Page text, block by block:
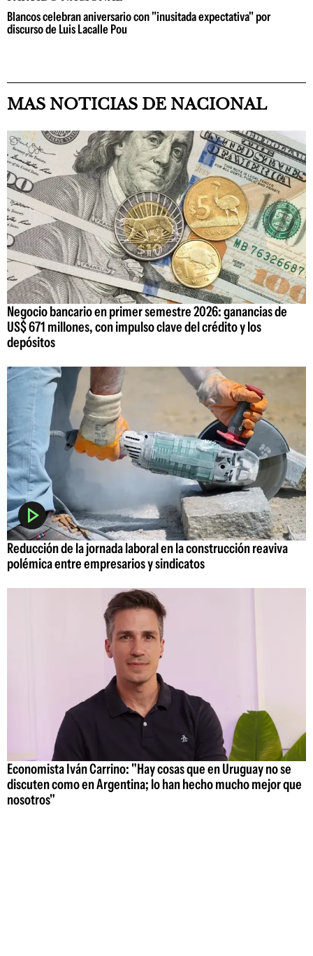
Blancos celebran aniversario con "inusitada expectativa" por
discurso de Luis Lacalle Pou
MAS NOTICIAS DE NACIONAL
Negocio bancario en primer semestre 2026: ganancias de
US$ 671 millones, con impulso clave del crédito y los
depósitos
Reducción de la jornada laboral en la construcción reaviva
polémica entre empresarios y sindicatos
Economista Iván Carrino: "Hay cosas que en Uruguay no se
discuten como en Argentina; lo han hecho mucho mejor que
nosotros"